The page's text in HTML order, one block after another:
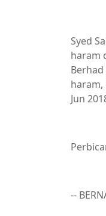
Syed
haram
haram,
Jun
--